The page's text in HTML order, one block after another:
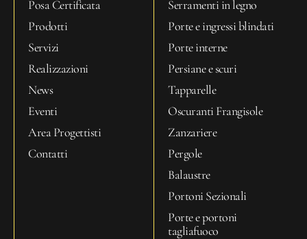
Posa Certificata
Prodotti
Servizi
Realizzazioni
News
Eventi
Area Progettisti
Contatti
Serramenti in legno
Porte e ingressi blindati
Porte interne
Persiane e scuri
Tapparelle
Oscuranti Frangisole
Zanzariere
Pergole
Balaustre
Portoni Sezionali
Porte e portoni
tagliafuoco